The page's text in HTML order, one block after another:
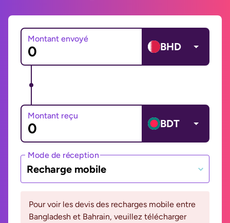
Montant envoyé
BHD
Montant reçu
BDT
Mode de réception
Recharge mobile
Pour voir les devis des recharges mobile entre
Bangladesh et Bahrain, veuillez télécharger